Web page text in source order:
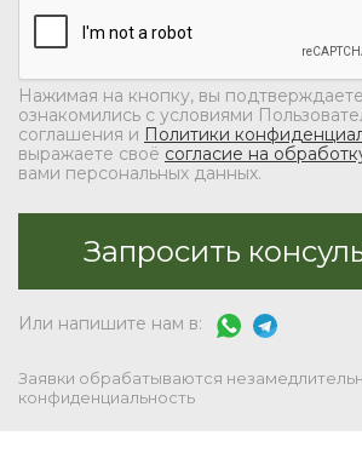
Нажимая на кнопку, вы
ознакомились с условиями
соглашения и Политики
выражаете своё согласие на
вами персональных данных.
Или напишите нам в:
Заявки обрабатываются
конфиденциальность